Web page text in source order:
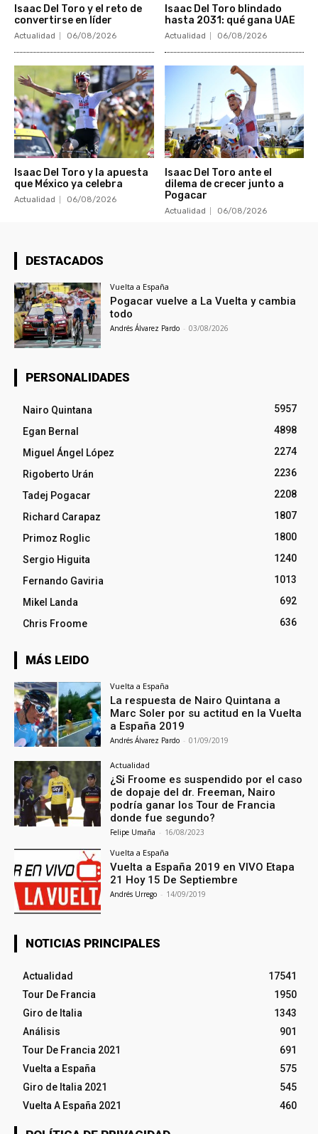
Isaac Del Toro y el reto de
convertirse en líder
Actualidad 06/08/2026
Isaac Del Toro blindado
hasta 2031: qué gana UAE
Actualidad 06/08/2026
Isaac Del Toro y la apuesta
que México ya celebra
Actualidad 06/08/2026
Isaac Del Toro ante el
dilema de crecer junto a
Pogacar
Actualidad 06/08/2026
DESTACADOS
Vuelta a España
Pogacar vuelve a La Vuelta y cambia
todo
Andrés Álvarez Pardo - 03/08/2026
PERSONALIDADES
Nairo Quintana
5957
Egan Bernal
4898
Miguel Ángel López
2274
Rigoberto Urán
2236
Tadej Pogacar
2208
Richard Carapaz
1807
Primoz Roglic
1800
Sergio Higuita
1240
Fernando Gaviria
1013
Mikel Landa
692
Chris Froome
636
MÁS LEIDO
Vuelta a España
La respuesta de Nairo Quintana a
Marc Soler por su actitud en la Vuelta
a España 2019
Andrés Álvarez Pardo - 01/09/2019
Actualidad
¿Si Froome es suspendido por el caso
de dopaje del dr. Freeman, Nairo
podría ganar los Tour de Francia
donde fue segundo?
Felipe Umaña - 16/08/2023
Vuelta a España
Vuelta a España 2019 en VIVO Etapa
21 Hoy 15 De Septiembre
Andrés Urrego - 14/09/2019
NOTICIAS PRINCIPALES
Actualidad
17541
Tour De Francia
1950
Giro de Italia
1343
Análisis
901
Tour De Francia 2021
691
Vuelta a España
575
Giro de Italia 2021
545
Vuelta A España 2021
460